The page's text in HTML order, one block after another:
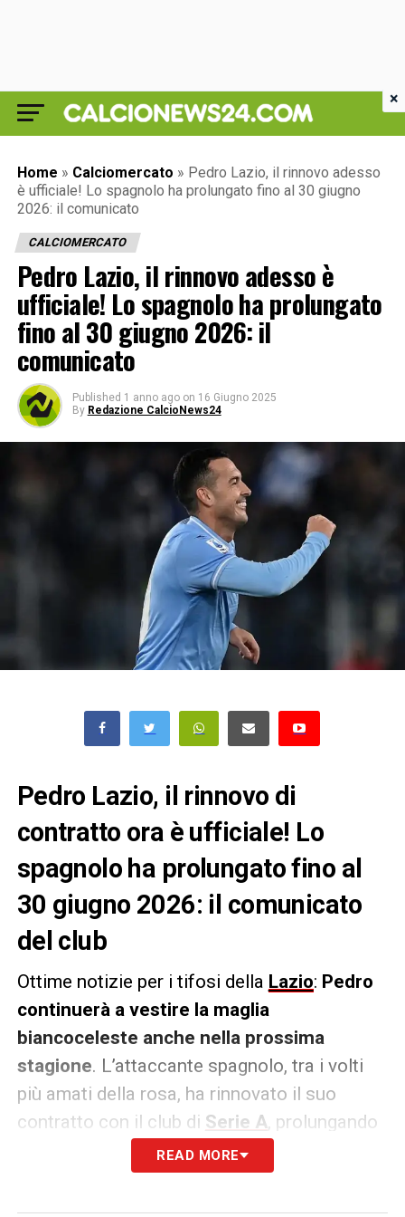
Home » Calciomercato » Pedro Lazio, il rinnovo adesso
è ufficiale! Lo spagnolo ha prolungato fino al 30 giugno
2026: il comunicato
CALCIOMERCATO
Pedro Lazio, il rinnovo adesso è
ufficiale! Lo spagnolo ha prolungato
fino al 30 giugno 2026: il
comunicato
Published 1 anno ago on 16 Giugno 2025
By Redazione CalcioNews24
Pedro Lazio, il rinnovo di
contratto ora è ufficiale! Lo
spagnolo ha prolungato fino al
30 giugno 2026: il comunicato
del club
Ottime notizie per i tifosi della Lazio: Pedro
continuerà a vestire la maglia
biancoceleste anche nella prossima
stagione. L’attaccante spagnolo, tra i volti
più amati della rosa, ha rinnovato il suo
contratto con il club di Serie A, prolungando
così la sua avventura nella Città Eterna per
almeno un altro anno. La nota ufficiale:
READ MORE
×